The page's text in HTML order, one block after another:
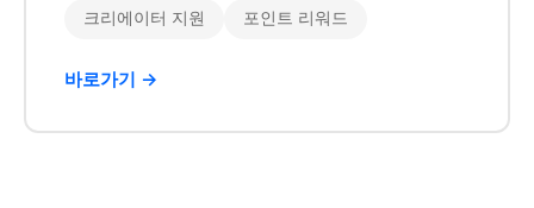
크리에이터 지원 포인트 리워드
바로가기 →